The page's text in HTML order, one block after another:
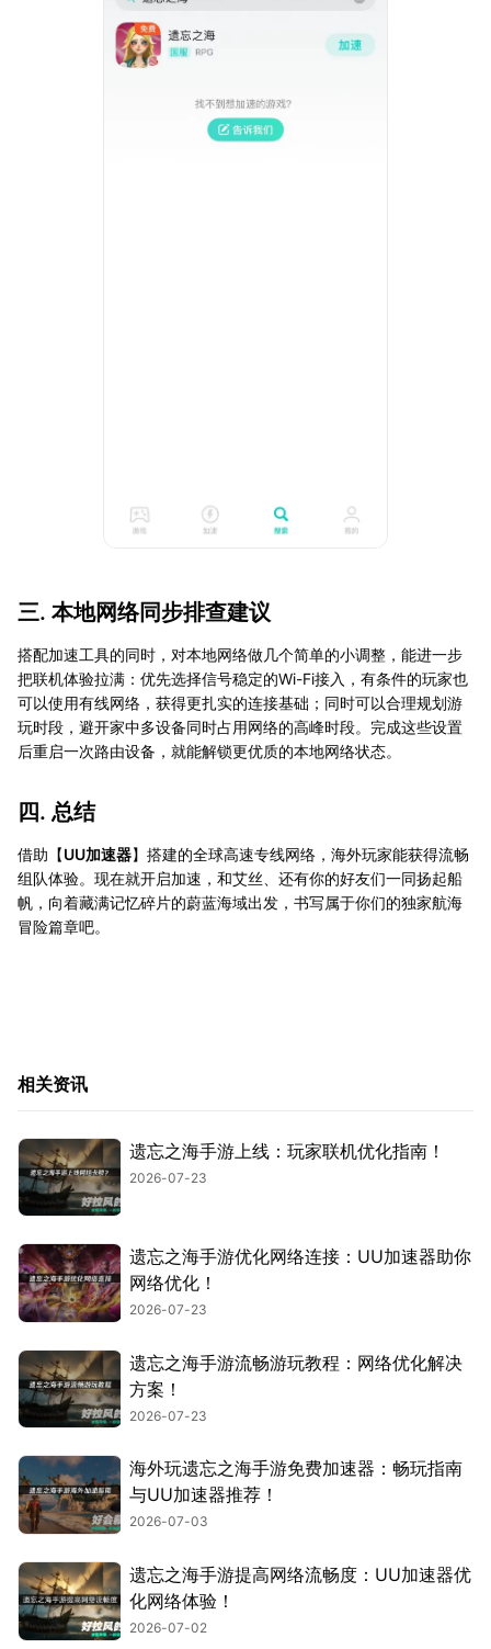
三. 本地网络同步排查建议
搭配加速工具的同时，对本地网络做几个简单的小调整，能进一步
把联机体验拉满：优先选择信号稳定的Wi-Fi接入，有条件的玩家也
可以使用有线网络，获得更扎实的连接基础；同时可以合理规划游
玩时段，避开家中多设备同时占用网络的高峰时段。完成这些设置
后重启一次路由设备，就能解锁更优质的本地网络状态。
四. 总结
借助【UU加速器】搭建的全球高速专线网络，海外玩家能获得流畅
组队体验。现在就开启加速，和艾丝、还有你的好友们一同扬起船
帆，向着藏满记忆碎片的蔚蓝海域出发，书写属于你们的独家航海
冒险篇章吧。
相关资讯
遗忘之海手游上线：玩家联机优化指南！
2026-07-23
遗忘之海手游优化网络连接：UU加速器助你
网络优化！
2026-07-23
遗忘之海手游流畅游玩教程：网络优化解决
方案！
2026-07-23
海外玩遗忘之海手游免费加速器：畅玩指南
与UU加速器推荐！
2026-07-03
遗忘之海手游提高网络流畅度：UU加速器优
化网络体验！
2026-07-02